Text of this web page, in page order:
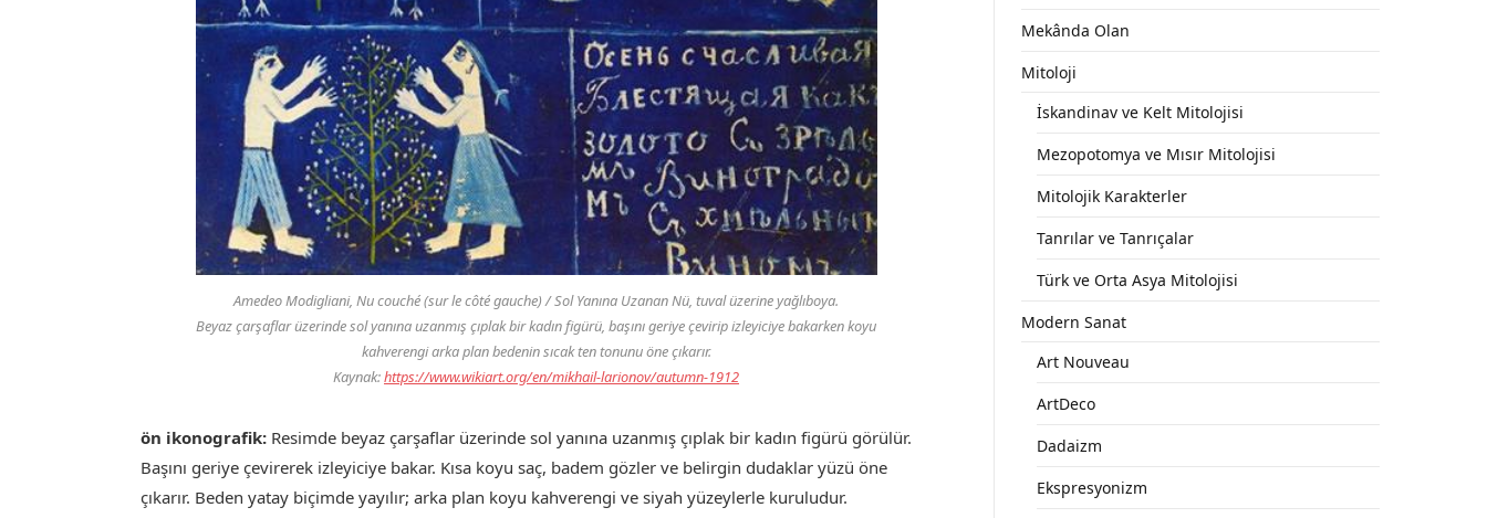
Amedeo Modigliani, Nu couché (sur le côté gauche) / Sol Yanına Uzanan Nü, tuval üzerine yağlıboya.
Beyaz çarşaflar üzerinde sol yanına uzanmış çıplak bir kadın figürü, başını geriye çevirip izleyiciye bakarken koyu
kahverengi arka plan bedenin sıcak ten tonunu öne çıkarır.
Kaynak:https://www.wikiart.org/en/mikhail-larionov/autumn-1912
ön ikonografik: Resimde beyaz çarşaflar üzerinde sol yanına uzanmış çıplak bir kadın figürü görülür.
Başını geriye çevirerek izleyiciye bakar. Kısa koyu saç, badem gözler ve belirgin dudaklar yüzü öne
çıkarır. Beden yatay biçimde yayılır; arka plan koyu kahverengi ve siyah yüzeylerle kuruludur.
Mekânda Olan
Mitoloji
İskandinav ve Kelt Mitolojisi
Mezopotomya ve Mısır Mitolojisi
Mitolojik Karakterler
Tanrılar ve Tanrıçalar
Türk ve Orta Asya Mitolojisi
Modern Sanat
Art Nouveau
ArtDeco
Dadaizm
Ekspresyonizm